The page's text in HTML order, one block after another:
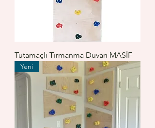
Tutamaçlı Tırmanma Duvarı MASİF
Yeni